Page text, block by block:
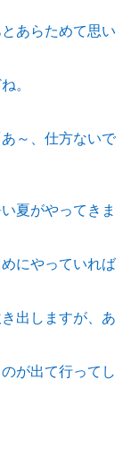
あらためて思い
。
～、仕方ないで
夏がやってきま
にやっていれば
出しますが、あ
が出て行ってし